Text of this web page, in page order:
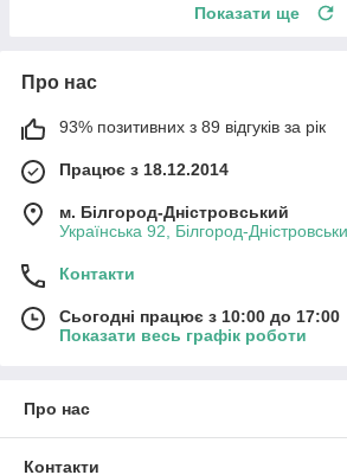
Показати ще
Про нас
93% позитивних з 89 відгуків за рік
Працює з 18.12.2014
м. Білгород-Дністровський
Українська 92, Білгород-
Контакти
Сьогодні працює з 10:00 до 17:00
Показати весь графік роботи
Про нас
Контакти